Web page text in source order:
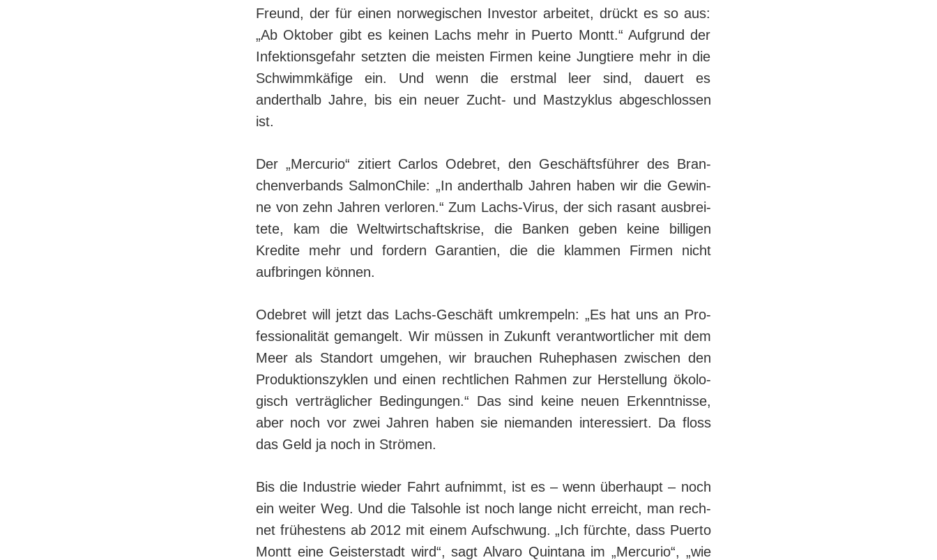
Freund, der für einen nor­we­gi­schen Investor arbeitet, drückt es so aus:
„Ab Oktober gibt es kei­nen Lachs mehr in Puerto Montt.“ Aufgrund der
Infektionsgefahr setzten die meis­ten Firmen keine Jungtiere mehr in die
Schwimmkäfige ein. Und wenn die erst­mal leer sind, dauert es
anderthalb Jahre, bis ein neuer Zucht- und Mastzyklus abgeschlossen
ist.
Der „Mercurio“ zitiert Carlos Odebret, den Geschäftsführer des Bran­
chen­ver­bands SalmonChile: „In anderthalb Jahren haben wir die Ge­win­
ne von zehn Jahren ver­lo­ren.“ Zum Lachs-Virus, der sich rasant aus­brei­
te­te, kam die Welt­wirt­schafts­kri­se, die Banken geben keine bil­li­gen
Kredite mehr und fordern Ga­ran­tien, die die klammen Firmen nicht
aufbringen können.
Odebret will jetzt das Lachs-Geschäft umkrempeln: „Es hat uns an Pro­
fes­sio­na­lität gemangelt. Wir müssen in Zukunft verantwortlicher mit dem
Meer als Standort umgehen, wir brauchen Ruhephasen zwischen den
Produktionszyklen und einen rechtlichen Rahmen zur Herstellung öko­lo­
gisch verträglicher Bedingungen.“ Das sind keine neuen Er­kennt­nisse,
aber noch vor zwei Jahren haben sie niemanden in­te­res­siert. Da floss
das Geld ja noch in Strömen.
Bis die Industrie wieder Fahrt aufnimmt, ist es – wenn überhaupt – noch
ein weiter Weg. Und die Talsohle ist noch lange nicht erreicht, man rech­
net frühestens ab 2012 mit einem Aufschwung. „Ich fürchte, dass Puer­to
Montt eine Geisterstadt wird“, sagt Alvaro Quintana im „Mercurio“, „wie